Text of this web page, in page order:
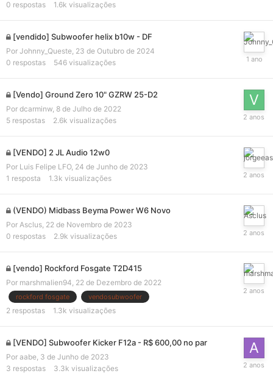
0 respostas 1.6k visualizações
[vendido] Subwoofer helix b10w - DF
Por Johnny_Queste, 23 de Outubro de 2024
0 respostas 546 visualizações
[Vendo] Ground Zero 10" GZRW 25-D2
Por dcarminw, 8 de Julho de 2022
5 respostas 2.6k visualizações
[VENDO] 2 JL Audio 12w0
Por Luis Felipe LFO, 24 de Junho de 2023
1 resposta 1.3k visualizações
(VENDO) Midbass Beyma Power W6 Novo
Por Asclus, 22 de Novembro de 2023
0 respostas 2.9k visualizações
[vendo] Rockford Fosgate T2D415
Por marshmalien94, 22 de Dezembro de 2022
rockford fosgate vendosubwoofer
2 respostas 1.3k visualizações
[VENDO] Subwoofer Kicker F12a - R$ 600,00 no par
Por aabe, 3 de Junho de 2023
3 respostas 3.3k visualizações